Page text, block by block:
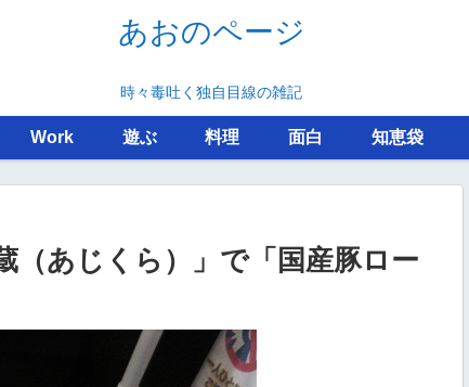
あおのページ
時々毒吐く独自目線の雑記
Work 遊ぶ 料理 面白 知恵袋
（あじくら）」で「国産豚ロー